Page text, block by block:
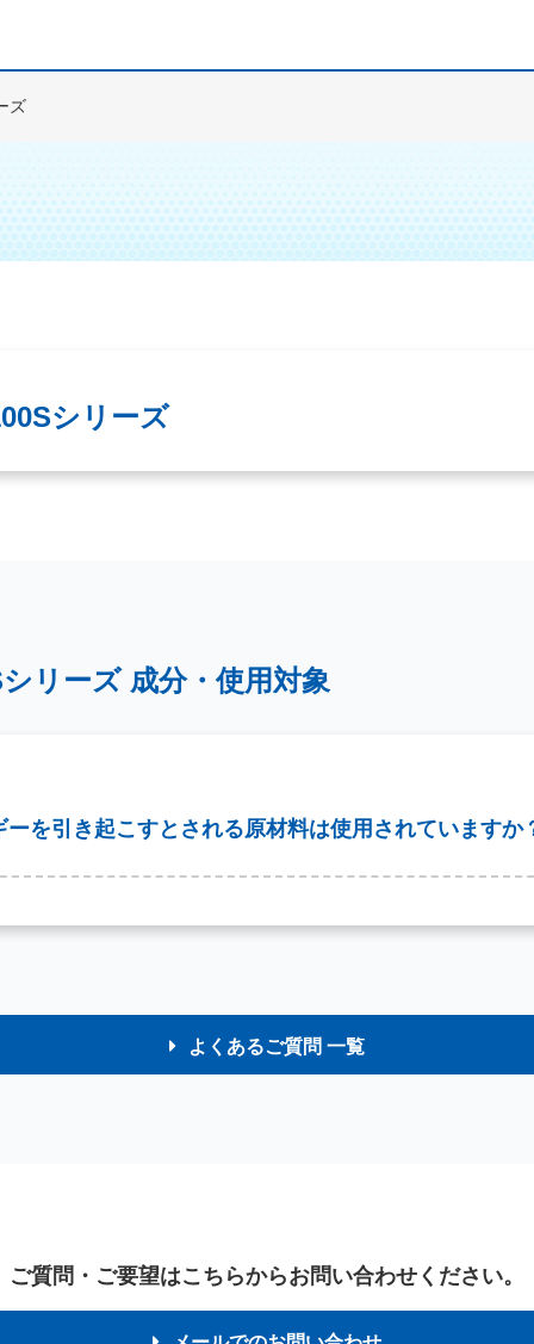
ズ
シリーズ
リーズ 成分・使用対象
ーを引き起こすとされる原材料は使用されていますか
よくあるご質問 一覧
ご質問・ご要望はこちらからお問い合わせください。